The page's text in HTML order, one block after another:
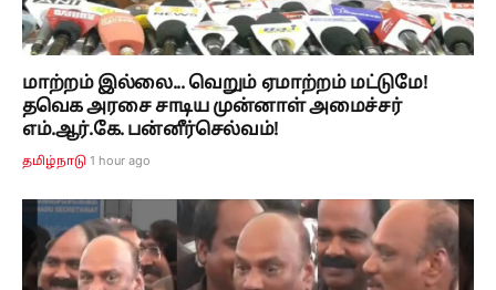
மாற்றம் இல்லை... வெறும் ஏமாற்றம் மட்டுமே!
தவெக அரசை சாடிய முன்னாள் அமைச்சர்
எம்.ஆர்.கே. பன்னீர்செல்வம்!
தமிழ்நாடு 1 hour ago